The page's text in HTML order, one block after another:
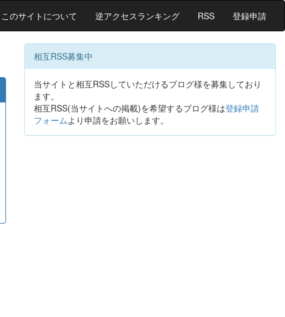
このサイトについて 逆アクセスランキング RSS 登録申請
相互RSS募集中
当サイトと相互RSSしていただけるブログ様を募集しており
ます。
相互RSS(当サイトへの掲載)を希望するブログ様は登録申請
フォームより申請をお願いします。